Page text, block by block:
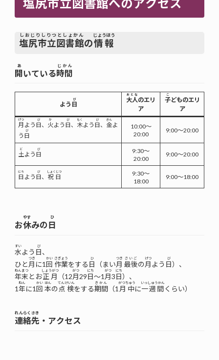
塩尻市立図書館へのアクセス
塩尻市立図書館
しおじりしりつとしょかん
の情報
じょうほう
開
あ
いている時間
じかん
よう 日
び 大人
おとな
のエリ
ア
子
こ
どものエリ
ア
月
げつ
よう 日
び
、 火
か
よう 日
び
、 木
もく
よう 日
び
、 金
きん
よ
う 日
び
10:00～
20:00
9:00～20:00
土
ど
よう 日
び
9:30～
20:00
9:00～20:00
日
にち
よう 日
び
、 祝日
しょくじつ
9:30～
18:00
9:00～18:00
お休
やす
みの日
ひ
水
すい
よう 日
び
、
ひと月
つき
に1回
かい
作業
さぎょう
をする 日
ひ
（まい月
つき
最後
さいご
の月
げつ
よう 日
び
）、
年末
ねんまつ
とお正月
しょうがつ
（12月
がつ
29日
にち
～1 月
がつ
3日
にち
）、
1年
ねん
に1回
かい
本
ほん
の点検
てんけいん
をする期間
きかん
（1 月中
がつちゅう
に一週間
いっしゅうかん
くらい）
連絡先
れんらくさき
・アクセス